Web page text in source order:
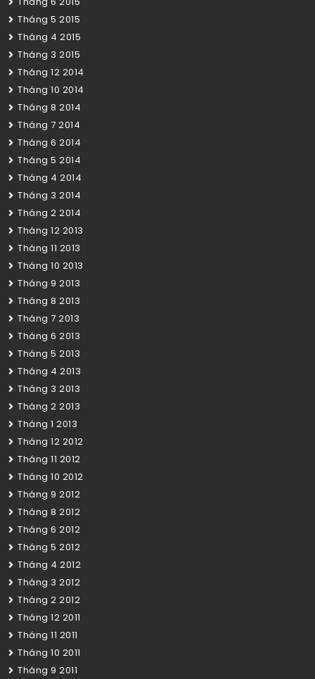
Tháng 5 2015
Tháng 4 2015
Tháng 3 2015
Tháng 12 2014
Tháng 10 2014
Tháng 8 2014
Tháng 7 2014
Tháng 6 2014
Tháng 5 2014
Tháng 4 2014
Tháng 3 2014
Tháng 2 2014
Tháng 12 2013
Tháng 11 2013
Tháng 10 2013
Tháng 9 2013
Tháng 8 2013
Tháng 7 2013
Tháng 6 2013
Tháng 5 2013
Tháng 4 2013
Tháng 3 2013
Tháng 2 2013
Tháng 1 2013
Tháng 12 2012
Tháng 11 2012
Tháng 10 2012
Tháng 9 2012
Tháng 8 2012
Tháng 6 2012
Tháng 5 2012
Tháng 4 2012
Tháng 3 2012
Tháng 2 2012
Tháng 12 2011
Tháng 11 2011
Tháng 10 2011
Tháng 9 2011